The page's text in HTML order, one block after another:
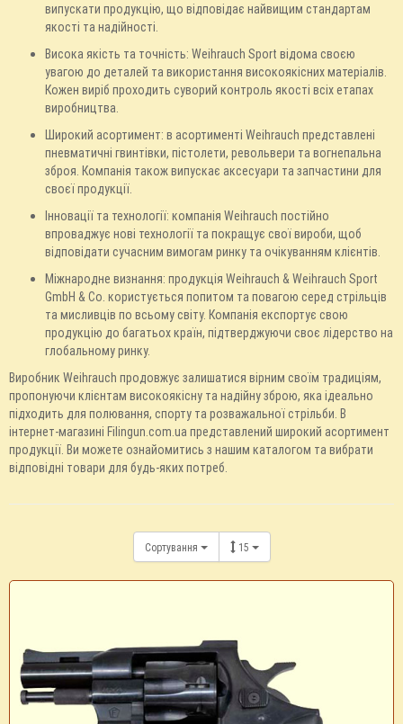
випускати продукцію, що відповідає найвищим стандартам
якості та надійності.
Висока якість та точність: Weihrauch Sport відома своєю
увагою до деталей та використання високоякісних матеріалів.
Кожен виріб проходить суворий контроль якості всіх етапах
виробництва.
Широкий асортимент: в асортименті Weihrauch представлені
пневматичні гвинтівки, пістолети, револьвери та вогнепальна
зброя. Компанія також випускає аксесуари та запчастини для
своєї продукції.
Інновації та технології: компанія Weihrauch постійно
впроваджує нові технології та покращує свої вироби, щоб
відповідати сучасним вимогам ринку та очікуванням клієнтів.
Міжнародне визнання: продукція Weihrauch & Weihrauch Sport
GmbH & Co. користується попитом та повагою серед стрільців
та мисливців по всьому світу. Компанія експортує свою
продукцію до багатьох країн, підтверджуючи своє лідерство на
глобальному ринку.
Виробник Weihrauch продовжує залишатися вірним своїм традиціям,
пропонуючи клієнтам високоякісну та надійну зброю, яка ідеально
підходить для полювання, спорту та розважальної стрільби. В
інтернет-магазині Filingun.com.ua представлений широкий асортимент
продукції. Ви можете ознайомитись з нашим каталогом та вибрати
відповідні товари для будь-яких потреб.
Сортування 15